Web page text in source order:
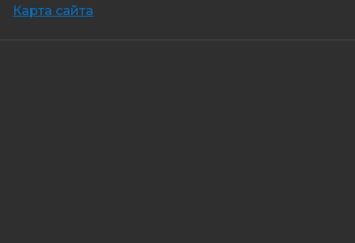
Карта сайта